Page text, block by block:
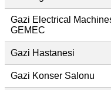
Gazi Electrical
GEMEC
Gazi Hastanesi
Gazi Konser Salonu